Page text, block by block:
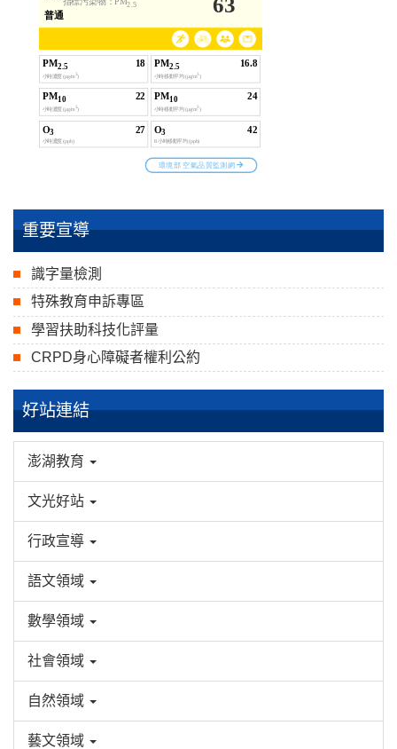
重要宣導
識字量檢測
特殊教育申訴專區
學習扶助科技化評量
CRPD身心障礙者權利公約
好站連結
澎湖教育
文光好站
行政宣導
語文領域
數學領域
社會領域
自然領域
藝文領域